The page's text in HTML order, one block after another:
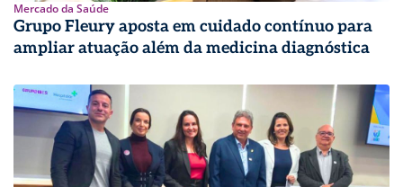
Mercado da Saúde
Grupo Fleury aposta em cuidado contínuo para
ampliar atuação além da medicina diagnóstica